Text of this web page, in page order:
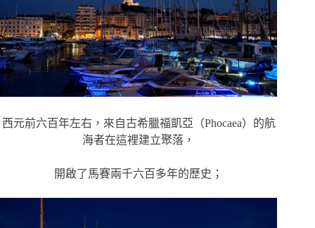
西元前六百年左右，來自古希臘福凱亞（Phocaea）的航
海者在這裡建立聚落，
開啟了馬賽兩千六百多年的歷史；